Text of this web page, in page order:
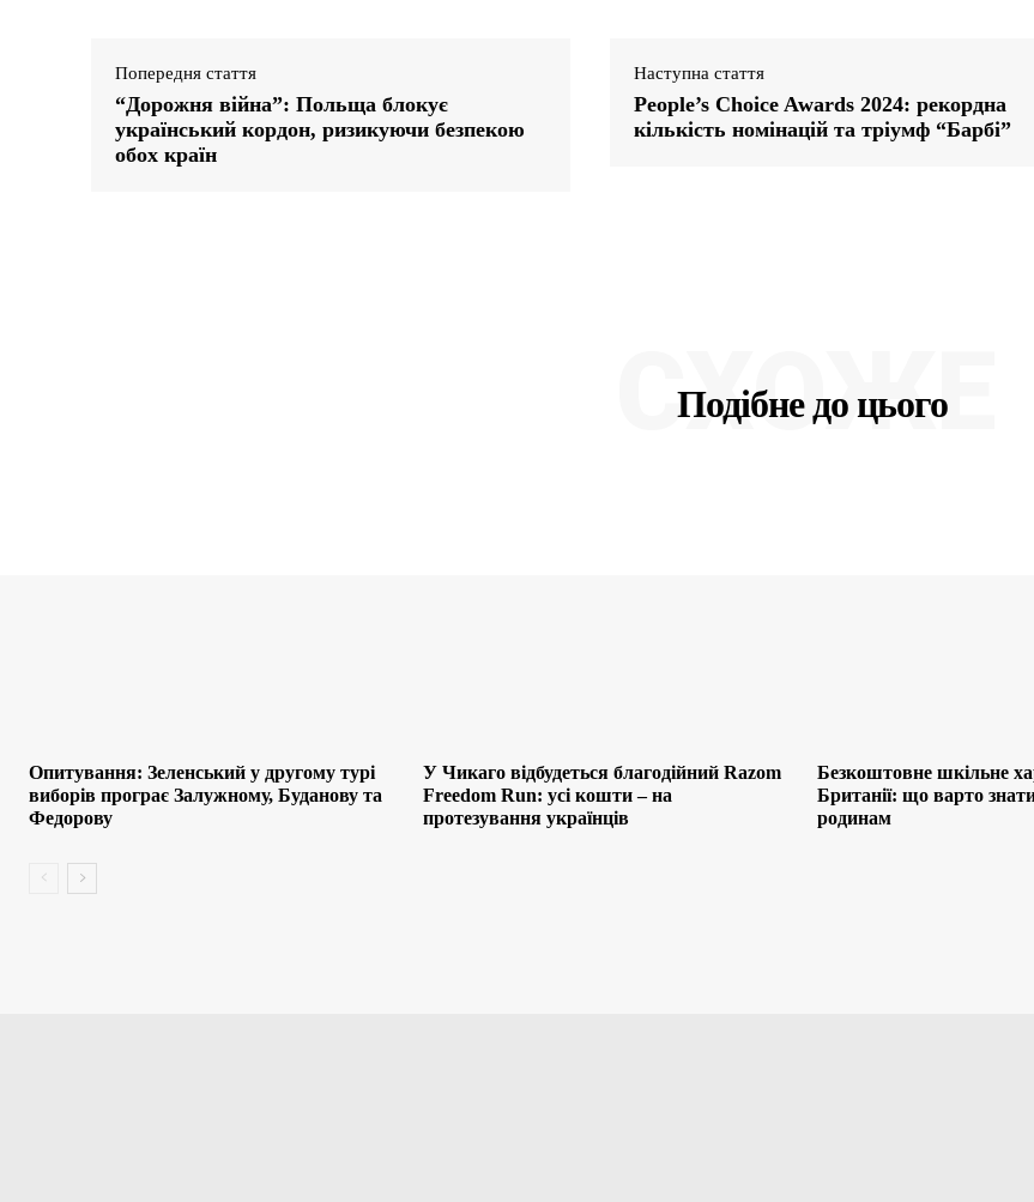
Попередня стаття
“Дорожня війна”: Польща блокує
український кордон, ризикуючи безпекою
обох країн
Наступна стаття
People’s Choice Awards 2024: рекордна
кількість номінацій та тріумф “Барбі”
Подібне до цього
СХОЖЕ
Опитування: Зеленський у другому турі
виборів програє Залужному, Буданову та
Федорову
У Чикаго відбудеться благодійний Razom
Freedom Run: усі кошти – на
протезування українців
Безкоштовне шкільне
Британії: що варто
родинам